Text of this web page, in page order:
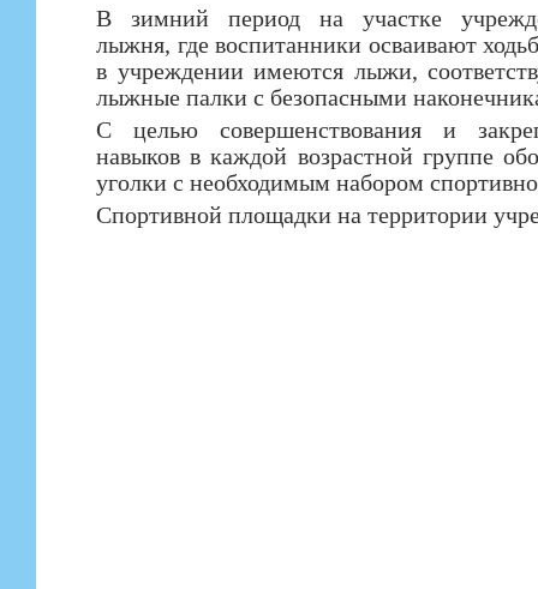
В зимний период на участке
лыжня, где воспитанники осваивают
в учреждении имеются лыжи,
лыжные палки с безопасными
С целью совершенствования и
навыков в каждой возрастной группе
уголки с необходимым набором
Спортивной площадки на территории